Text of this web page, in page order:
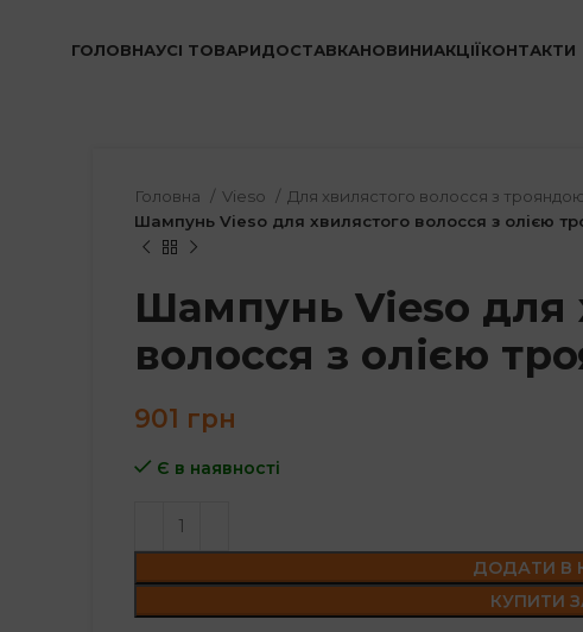
ГОЛОВНАУСІ ТОВАРИДОСТАВКАНОВИНИАКЦІЇКОНТАКТИ
Головна Vieso
Для хвилястого волосся з
Шампунь Vieso для хвилястого волосся з олією
Шампунь Vieso для
волосся з олією
901 грн
Є в наявності
ДОДАТИ В
КУПИТИ